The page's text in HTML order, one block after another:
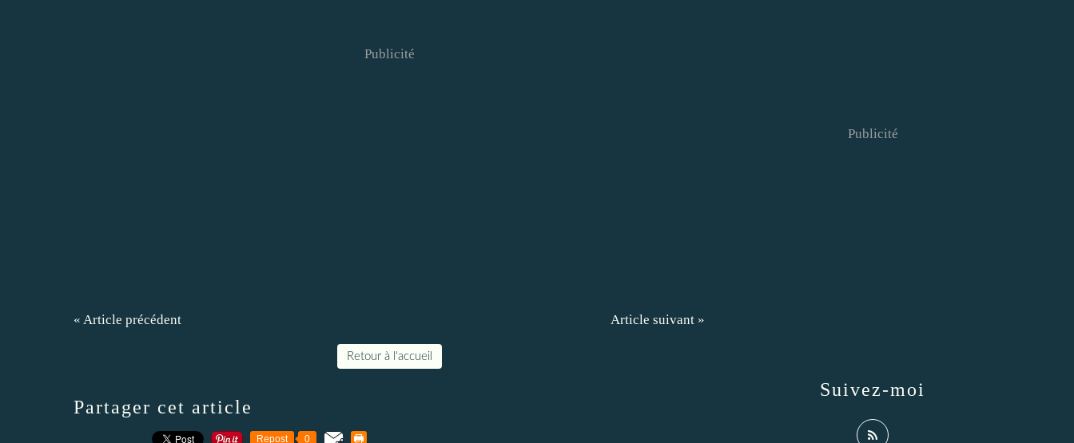
Publicité
« Article précédent Article suivant »
Retour à l'accueil
Partager cet article
Repost 0
Suivez-moi
Publicité